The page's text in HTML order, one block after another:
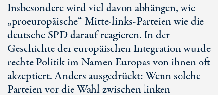
Insbesondere wird viel davon abhängen, wie
„proeuropäische“ Mitte-links-Parteien wie die
deutsche SPD darauf reagieren. In der
Geschichte der europäischen Integration wurde
rechte Politik im Namen Europas von ihnen oft
akzeptiert. Anders ausgedrückt: Wenn solche
Parteien vor die Wahl zwischen linken